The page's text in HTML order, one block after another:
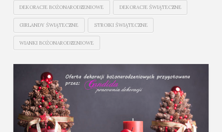
DEKORACJE BOŻONARODZENIOWE DEKORACJE ŚWIĄTECZNE
GIRLANDY ŚWIĄTECZNE STROIKI ŚWIĄTECZNE
WIANKI BOŻONARODZENIOWE